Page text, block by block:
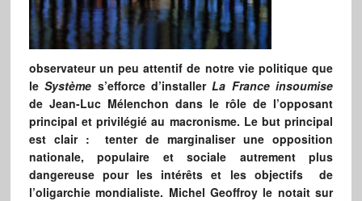
observateur un peu attentif de notre vie politique que
leSystème s’efforce d’installerLa France insoumise
de Jean-Luc Mélenchon dans le rôle de l’opposant
principal et privilégié au macronisme. Le but principal
est clair : tenter de marginaliser une opposition
nationale, populaire et sociale autrement plus
dangereuse pour les intérêts et les objectifs de
l’oligarchie mondialiste. Michel Geoffroy le notait sur